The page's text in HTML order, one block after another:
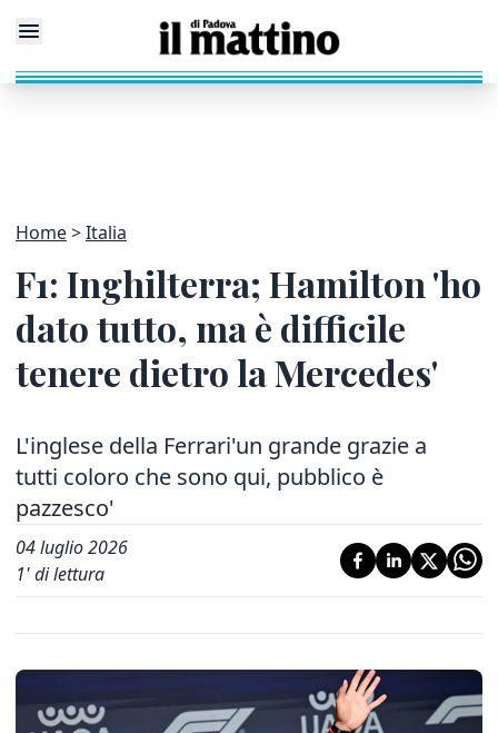
Home Italia
F1: Inghilterra; Hamilton 'ho
dato tutto, ma è difficile
tenere dietro la Mercedes'
L'inglese della Ferrari'un grande grazie a
tutti coloro che sono qui, pubblico è
pazzesco'
04 luglio 2026
1' di lettura